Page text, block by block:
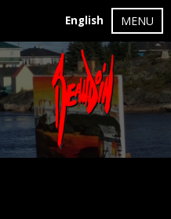
English MENU